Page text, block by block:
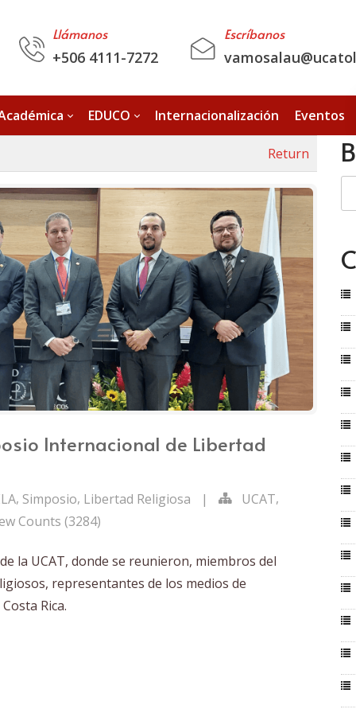
Llámanos
+506 4111-7272
Escríbanos
EDUCO Internacionalización Eventos
Return
Internacional de Libertad
, Simposio, Libertad Religiosa | UCAT,
Counts (3284)
la UCAT, donde se reunieron, miembros del
representantes de los medios de
Rica.